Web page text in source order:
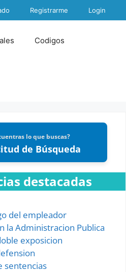
Registrarme Login
Codigos
lo que buscas?
de Búsqueda
destacadas
del empleador
la Administracion Publica
exposicion
sentencias